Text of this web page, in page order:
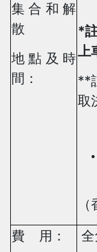
集合和解
散
地點及時
間：
*
上
**
取
費 用：